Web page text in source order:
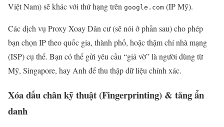
Việt Nam) sẽ khác với thứ hạng trên google.com (IP Mỹ).
Các dịch vụ Proxy Xoay Dân cư (sẽ nói ở phần sau) cho phép
bạn chọn IP theo quốc gia, thành phố, hoặc thậm chí nhà mạng
(ISP) cụ thể. Bạn có thể gửi yêu cầu “giả vờ” là người dùng từ
Mỹ, Singapore, hay Anh để thu thập dữ liệu chính xác.
Xóa dấu chân kỹ thuật (Fingerprinting) & tăng ẩn
danh